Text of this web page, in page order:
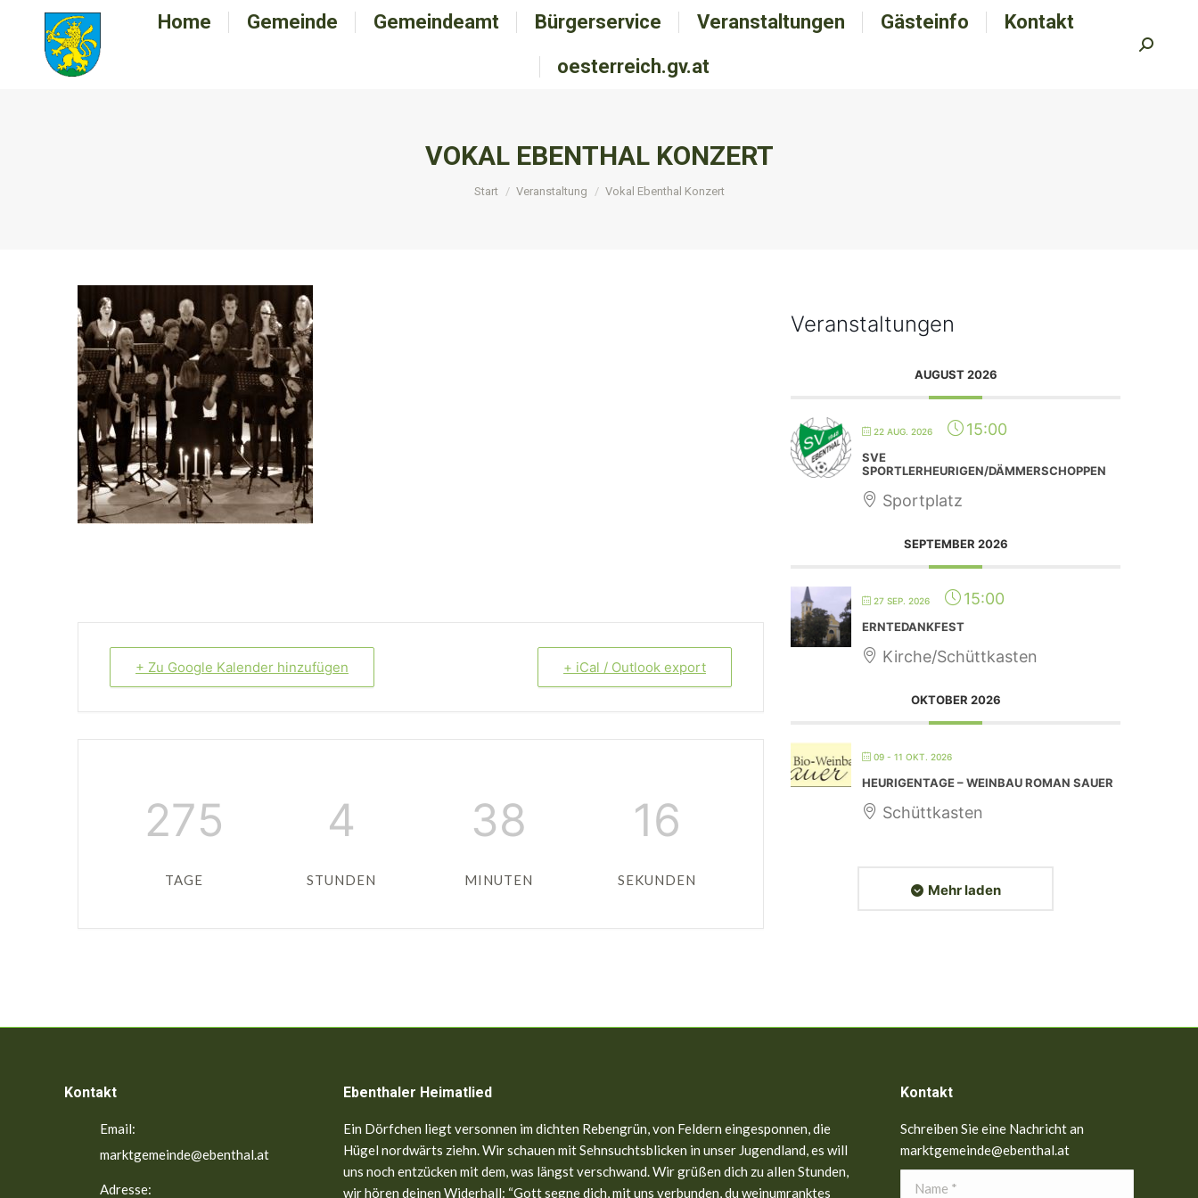
Home Gemeinde Gemeindeamt Bürgerservice Veranstaltungen Gästeinfo
Kontakt
oesterreich.gv.at
Search:
VOKAL EBENTHAL KONZERT
Sie befinden sich hier:
Start Veranstaltung Vokal Ebenthal Konzert
+ Zu Google Kalender hinzufügen + iCal / Outlook export
275
TAGE
4
STUNDEN
38
MINUTEN
15
SEKUNDEN
Veranstaltungen
AUGUST 2026
22 AUG. 2026 15:00
SVE
SPORTLERHEURIGEN/DÄMMERSCHOPPEN
Sportplatz
SEPTEMBER 2026
27 SEP. 2026 15:00
ERNTEDANKFEST
Kirche/Schüttkasten
OKTOBER 2026
09 - 11 OKT. 2026
HEURIGENTAGE – WEINBAU ROMAN SAUER
Schüttkasten
Mehr laden
Kontakt
Email:
marktgemeinde@ebenthal.at
Adresse:
Ebenthaler Heimatlied
Ein Dörfchen liegt versonnen im dichten Rebengrün, von Feldern eingesponnen, die
Hügel nordwärts ziehn. Wir schauen mit Sehnsuchtsblicken in unser Jugendland, es will
uns noch entzücken mit dem, was längst verschwand. Wir grüßen dich zu allen Stunden,
wir hören deinen Widerhall: “Gott segne dich, mit uns verbunden, du weinumranktes
Kontakt
Schreiben Sie eine Nachricht an
marktgemeinde@ebenthal.at
Name *
Home Gemeinde Gemeindeamt Bürgerservice Veranstaltungen Gästeinfo
Kontakt
oesterreich.gv.at
Search: